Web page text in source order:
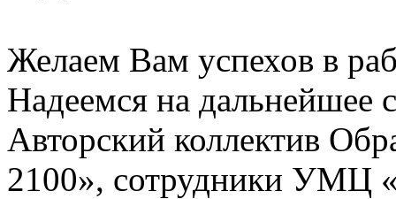
Желаем Вам успехов в
Надеемся на дальнейшее
Авторский коллектив
2100», сотрудники УМЦ